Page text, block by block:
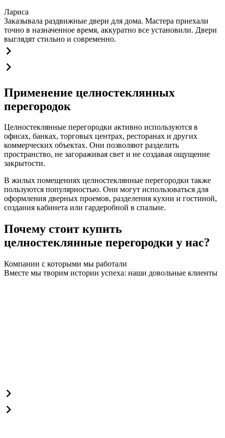
Лариса
Заказывала раздвижные двери для дома. Мастера приехали
точно в назначенное время, аккуратно все установили. Двери
выглядят стильно и современно.
Применение целностеклянных
перегородок
Целностеклянные перегородки активно используются в
офисах, банках, торговых центрах, ресторанах и других
коммерческих объектах. Они позволяют разделить
пространство, не загораживая свет и не создавая ощущение
закрытости.
В жилых помещениях целностеклянные перегородки также
пользуются популярностью. Они могут использоваться для
оформления дверных проемов, разделения кухни и гостиной,
создания кабинета или гардеробной в спальне.
Почему стоит купить
целностеклянные перегородки у нас?
Компании с которыми мы работали
Вместе мы творим истории успеха: наши довольные клиенты